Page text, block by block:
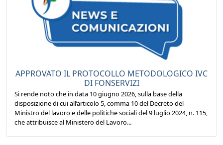
APPROVATO IL PROTOCOLLO METODOLOGICO IVC
DI FONSERVIZI
Si rende noto che in data 10 giugno 2026, sulla base della
disposizione di cui all’articolo 5, comma 10 del Decreto del
Ministro del lavoro e delle politiche sociali del 9 luglio 2024, n. 115,
che attribuisce al Ministero del Lavoro...